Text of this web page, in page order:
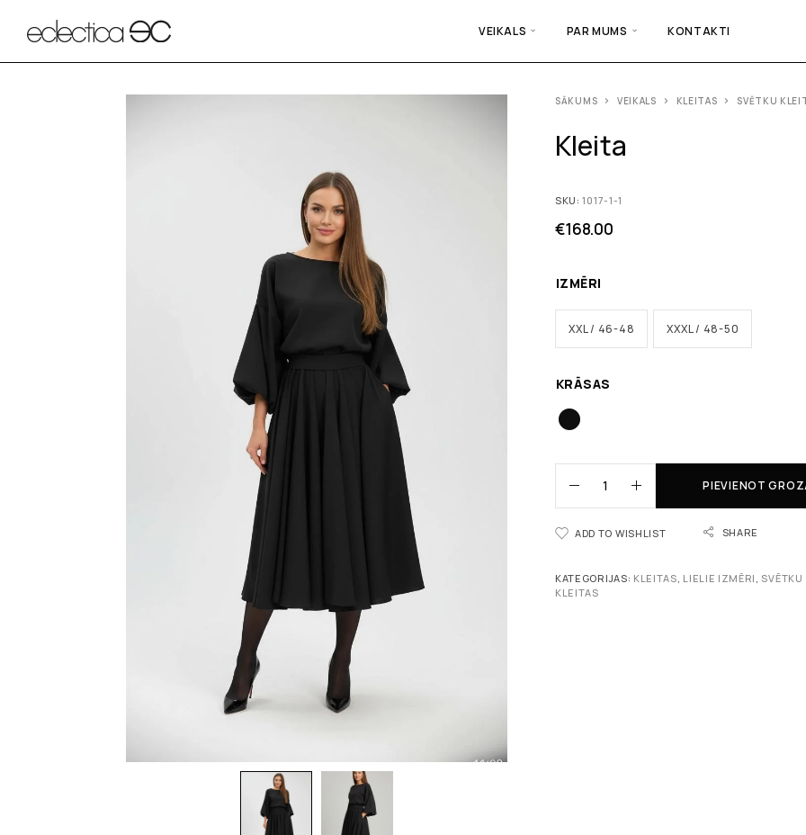
VEIKALS PAR MUMS KONTAKTI
SĀKUMS VEIKALS KLEITAS SVĒTKU
Kleita
SKU:1017-1-1
€168.00
IZMĒRI
XXL / 46-48 XXXL / 48-50
KRĀSAS
PIEVIENOT
ADD TO WISHLIST SHARE
KATEGORIJAS: KLEITAS LIELIE IZMĒRI SVĒTKU
KLEITAS